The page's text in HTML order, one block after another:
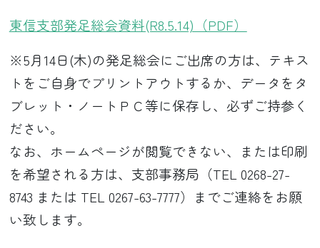
東信支部発足総会資料(R8.5.14)（PDF）
※5月14日(木)の発足総会にご出席の方は、テキス
トをご自身でプリントアウトするか、データをタ
ブレット・ノートＰＣ等に保存し、必ずご持参く
ださい。
なお、ホームページが閲覧できない、または印刷
を希望される方は、支部事務局（TEL 0268-27-
8743 または TEL 0267-63-7777）までご連絡をお願
い致します。